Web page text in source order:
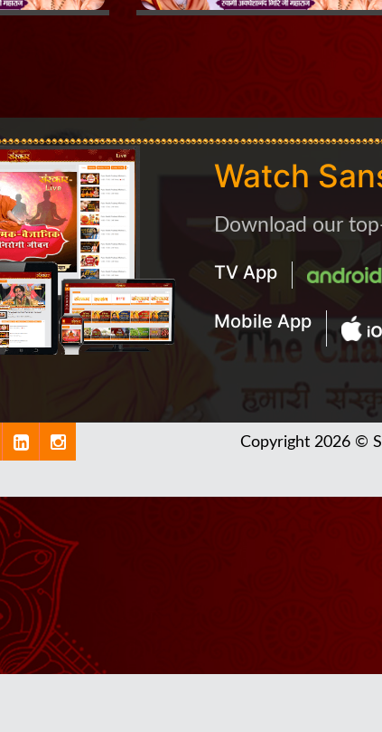
Watch
Download our
TV App
Mobile App
Copyright 2026 ©